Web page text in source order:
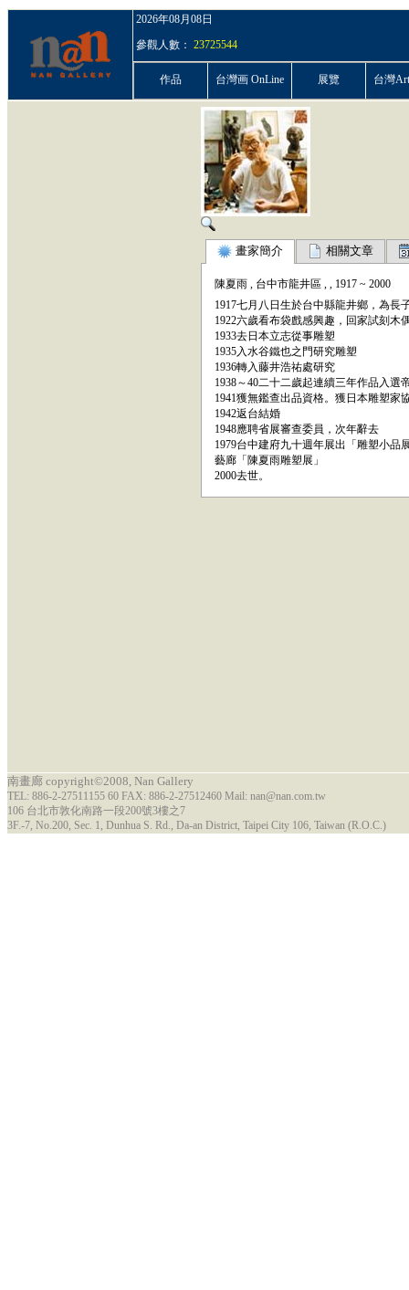
2026年08月08日
參觀人數： 23725544
作品 台灣画 OnLine 展覽 台灣
畫家簡介 相關文章
陳夏雨 , 台中市龍井區 , , 1917 ~ 2000
1917七月八日生於台中縣龍井鄉，為長
1922六歲看布袋戲感興趣，回家試刻木
1933去日本立志從事雕塑
1935入水谷鐵也之門研究雕塑
1936轉入藤井浩祐處研究
1938～40二十二歲起連續三年作品入選
1941獲無鑑查出品資格。獲日本雕塑家
1942返台結婚
1948應聘省展審查委員，次年辭去
1979台中建府九十週年展出「雕塑小品
藝廊「陳夏雨雕塑展」
2000去世。
南畫廊 copyright©2008, Nan Gallery
TEL: 886-2-27511155 60 FAX: 886-2-27512460 Mail: nan@nan.com.tw
106 台北市敦化南路一段200號3樓之7
3F.-7, No.200, Sec. 1, Dunhua S. Rd., Da-an District, Taipei City 106, Taiwan (R.O.C.)